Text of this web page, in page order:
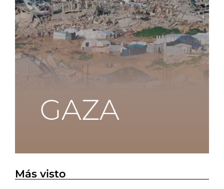
Más visto